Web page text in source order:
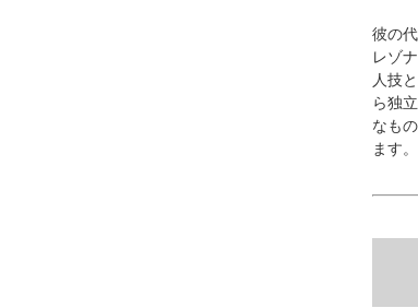
彼の
レゾ
人技
ら独
なも
ます。